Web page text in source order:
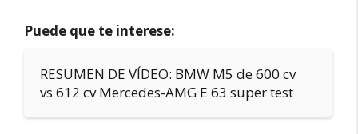
Puede que te interese:
RESUMEN DE VÍDEO: BMW M5 de 600 cv
vs 612 cv Mercedes-AMG E 63 super test